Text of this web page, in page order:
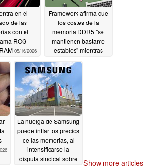
en el
de las
con el
ROG
05/16/2026
Framework afirma que
los costes de la
memoria DDR5 "se
mantienen bastante
estables" mientras
precios
La huelga de Samsung
puede inflar los precios
de las memorias, al
intensificarse la
disputa sindical sobre
Show more articles